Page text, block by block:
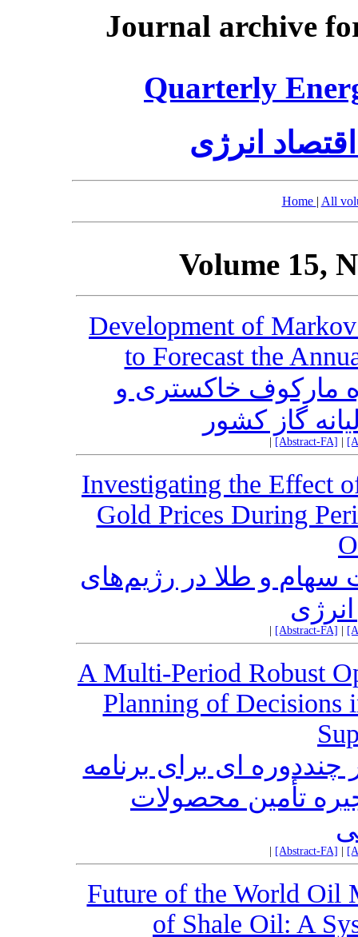
Journal archive
Quarterly
انرژی
Home | All
Volume 15,
Development of
to Forecast the
مارکوف خاکستری و
گاز کشور
[Abstract-FA]
Investigating the Effect
Gold Prices During
سهام و طلا در رژیم‌های
[Abstract-FA]
A Multi-Period Robust
Planning of Decisions
چنددوره ای برای برنامه
تأمین محصولات
[Abstract-FA]
Future of the World Oil
of Shale Oil: A